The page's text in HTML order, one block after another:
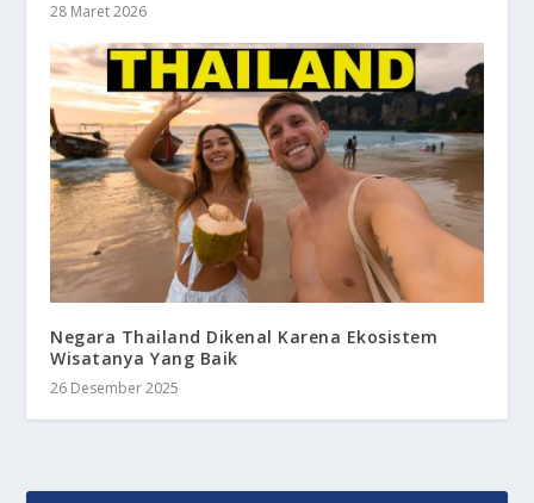
28 Maret 2026
Negara Thailand Dikenal Karena Ekosistem
Wisatanya Yang Baik
26 Desember 2025